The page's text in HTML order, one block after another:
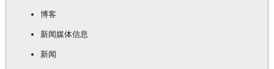
博客
新闻媒体信息
新闻